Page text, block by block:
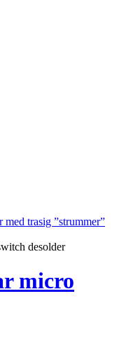
trasig ”strummer”
desolder
micro